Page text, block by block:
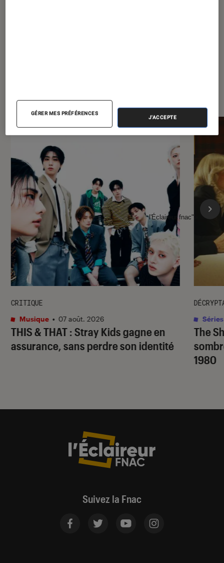
THIS & THAT: Stray Kids gagne en
assurance, sans perdre son identité
CRITIQUE
Musique • 07 août. 2026
The
1980
Séries
l'Éclaireur fnac">
Suivez la Fnac
GÉRER MES PRÉFÉRENCES
J'ACCEPTE